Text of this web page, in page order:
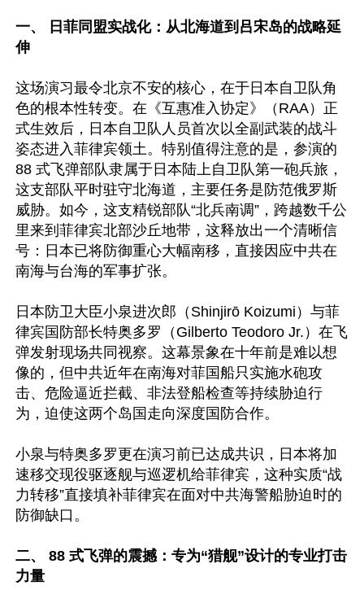
一、 日菲同盟实战化：从北海道到吕宋岛的战略延
伸
这场演习最令北京不安的核心，在于日本自卫队角
色的根本性转变。在《互惠准入协定》（RAA）正
式生效后，日本自卫队人员首次以全副武装的战斗
姿态进入菲律宾领土。特别值得注意的是，参演的
88 式飞弹部队隶属于日本陆上自卫队第一砲兵旅，
这支部队平时驻守北海道，主要任务是防范俄罗斯
威胁。如今，这支精锐部队“北兵南调”，跨越数千公
里来到菲律宾北部沙丘地带，这释放出一个清晰信
号：日本已将防御重心大幅南移，直接因应中共在
南海与台海的军事扩张。
日本防卫大臣小泉进次郎（Shinjirō Koizumi）与菲
律宾国防部长特奥多罗（Gilberto Teodoro Jr.）在飞
弹发射现场共同视察。这幕景象在十年前是难以想
像的，但中共近年在南海对菲国船只实施水砲攻
击、危险逼近拦截、非法登船检查等持续胁迫行
为，迫使这两个岛国走向深度国防合作。
小泉与特奥多罗更在演习前已达成共识，日本将加
速移交现役驱逐舰与巡逻机给菲律宾，这种实质“战
力转移”直接填补菲律宾在面对中共海警船胁迫时的
防御缺口。
二、 88 式飞弹的震撼：专为“猎舰”设计的专业打击
力量